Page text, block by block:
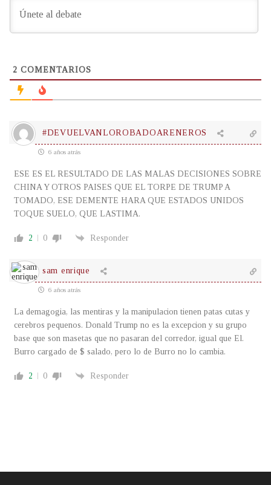
2 COMENTARIOS
#DEVUELVANLOROBADOARENEROS
6 años atrás
ESE ES EL RESULTADO DE LAS MALAS DECISIONES SOBRE
CHINA Y OTROS PAISES QUE EL TORPE DE TRUMP A
TOMADO, ESE DEMENTE HARA QUE ESTADOS UNIDOS
TOQUE SUELO, QUE LASTIMA.
2 0 Responder
sam enrique
6 años atrás
La demagogia, las mentiras y la manipulacion tienen patas cutas y
cerebros pequenos. Donald Trump no es la excepcion y su grupo
base que son masetas que no pasaran del corredor, igual que El.
Burro cargado de $ salado, pero lo de Burro no lo cambia.
2 0 Responder